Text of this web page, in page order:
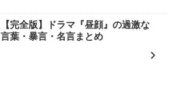
【完全版】ドラマ『昼顔』の過激な
言葉・暴言・名言まとめ